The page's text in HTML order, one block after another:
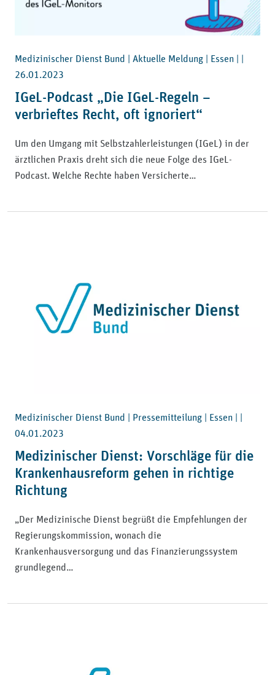
Medizinischer Dienst Bund | Aktuelle Meldung | Essen | |
26.01.2023
IGeL-Podcast „Die IGeL-Regeln –
verbrieftes Recht, oft ignoriert“
Um den Umgang mit Selbstzahlerleistungen (IGeL) in der
ärztlichen Praxis dreht sich die neue Folge des IGeL-
Podcast. Welche Rechte haben Versicherte…
Medizinischer Dienst Bund | Pressemitteilung | Essen | |
04.01.2023
Medizinischer Dienst: Vorschläge für die
Krankenhausreform gehen in richtige
Richtung
„Der Medizinische Dienst begrüßt die Empfehlungen der
Regierungskommission, wonach die
Krankenhausversorgung und das Finanzierungssystem
grundlegend…